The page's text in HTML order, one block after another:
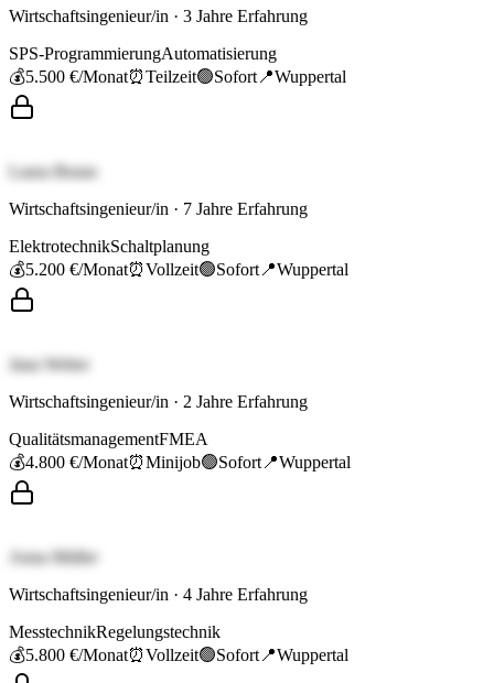
Wirtschaftsingenieur/in · 3 Jahre Erfahrung
SPS-ProgrammierungAutomatisierung
💰5.500 €/Monat⏰Teilzeit🟢Sofort 📍Wuppertal
Laura Braun
Wirtschaftsingenieur/in · 7 Jahre Erfahrung
ElektrotechnikSchaltplanung
💰5.200 €/Monat⏰Vollzeit🟢Sofort 📍Wuppertal
Jana Weber
Wirtschaftsingenieur/in · 2 Jahre Erfahrung
QualitätsmanagementFMEA
💰4.800 €/Monat⏰Minijob🟢Sofort 📍Wuppertal
Anna Müller
Wirtschaftsingenieur/in · 4 Jahre Erfahrung
MesstechnikRegelungstechnik
💰5.800 €/Monat⏰Vollzeit🟢Sofort 📍Wuppertal